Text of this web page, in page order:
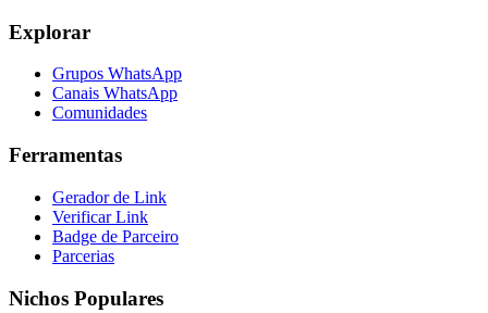
Explorar
Grupos WhatsApp
Canais WhatsApp
Comunidades
Ferramentas
Gerador de Link
Verificar Link
Badge de Parceiro
Parcerias
Nichos Populares